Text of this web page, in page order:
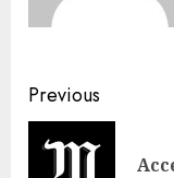
Previous